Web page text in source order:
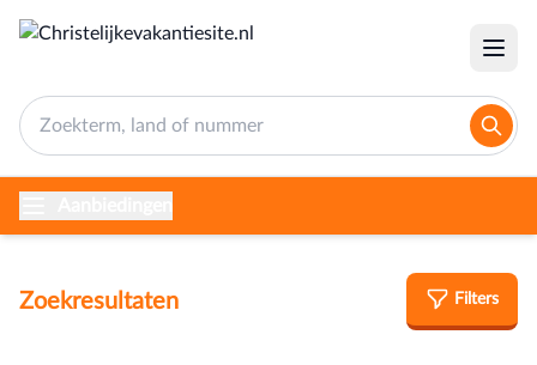
Zoekresultaten Filters